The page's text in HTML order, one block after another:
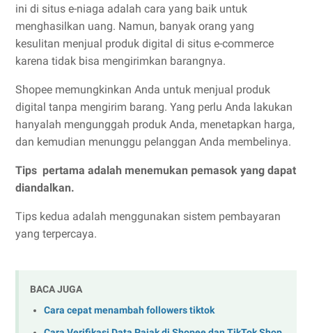
ini di situs e-niaga adalah cara yang baik untuk
menghasilkan uang. Namun, banyak orang yang
kesulitan menjual produk digital di situs e-commerce
karena tidak bisa mengirimkan barangnya.
Shopee memungkinkan Anda untuk menjual produk
digital tanpa mengirim barang. Yang perlu Anda lakukan
hanyalah mengunggah produk Anda, menetapkan harga,
dan kemudian menunggu pelanggan Anda membelinya.
Tips pertama adalah menemukan pemasok yang dapat
diandalkan.
Tips kedua adalah menggunakan sistem pembayaran
yang terpercaya.
BACA JUGA
Cara cepat menambah followers tiktok